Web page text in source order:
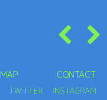
MAP CONTACT
TWITTER INSTAGRAM